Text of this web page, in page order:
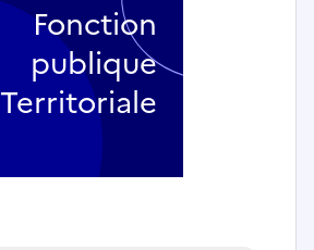
Fonction
publique
Territoriale